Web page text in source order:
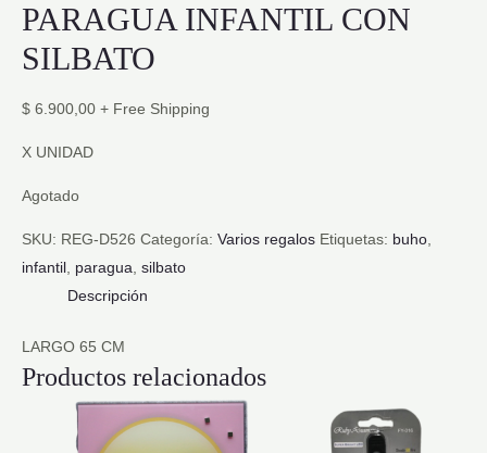
PARAGUA INFANTIL CON
SILBATO
$ 6.900,00 + Free Shipping
X UNIDAD
Agotado
SKU: REG-D526 Categoría: Varios regalos Etiquetas: buho
infantil paragua silbato
Descripción
LARGO 65 CM
Productos relacionados